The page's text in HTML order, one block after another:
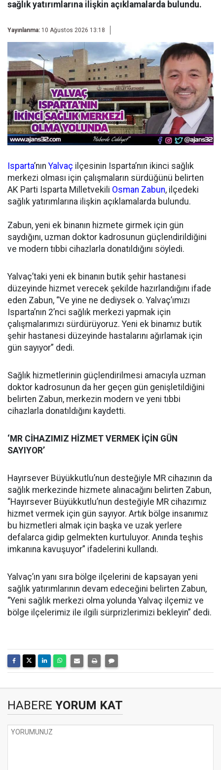
sağlık yatırımlarına ilişkin açıklamalarda bulundu.
Yayınlanma: 10 Ağustos 2026 13:18
Isparta’nınYalvaç ilçesinin Isparta’nın ikinci sağlık
merkezi olması için çalışmaların sürdüğünü belirten
AK Parti Isparta Milletvekili Osman Zabun, ilçedeki
sağlık yatırımlarına ilişkin açıklamalarda bulundu.
Zabun, yeni ek binanın hizmete girmek için gün
saydığını, uzman doktor kadrosunun güçlendirildiğini
ve modern tıbbi cihazlarla donatıldığını söyledi.
Yalvaç’taki yeni ek binanın butik şehir hastanesi
düzeyinde hizmet verecek şekilde hazırlandığını ifade
eden Zabun, “Ve yine ne dediysek o. Yalvaç’ımızı
Isparta’nın 2’nci sağlık merkezi yapmak için
çalışmalarımızı sürdürüyoruz. Yeni ek binamız butik
şehir hastanesi düzeyinde hastalarını ağırlamak için
gün sayıyor” dedi.
Sağlık hizmetlerinin güçlendirilmesi amacıyla uzman
doktor kadrosunun da her geçen gün genişletildiğini
belirten Zabun, merkezin modern ve yeni tıbbi
cihazlarla donatıldığını kaydetti.
‘MR CİHAZIMIZ HİZMET VERMEK İÇİN GÜN
SAYIYOR’
Hayırsever Büyükkutlu’nun desteğiyle MR cihazının da
sağlık merkezinde hizmete alınacağını belirten Zabun,
“Hayırsever Büyükkutlu’nun desteğiyle MR cihazımız
hizmet vermek için gün sayıyor. Artık bölge insanımız
bu hizmetleri almak için başka ve uzak yerlere
defalarca gidip gelmekten kurtuluyor. Anında teşhis
imkanına kavuşuyor” ifadelerini kullandı.
Yalvaç’ın yanı sıra bölge ilçelerini de kapsayan yeni
sağlık yatırımlarının devam edeceğini belirten Zabun,
“Yeni sağlık merkezi olma yolunda Yalvaç ilçemiz ve
bölge ilçelerimiz ile ilgili sürprizlerimizi bekleyin” dedi.
HABERE YORUM KAT